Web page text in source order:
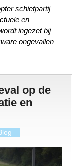
schietpartij
en
ingezet bij
ongevallen
op de
en